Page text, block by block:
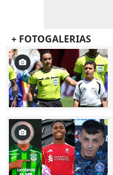
+ FOTOGALERIAS